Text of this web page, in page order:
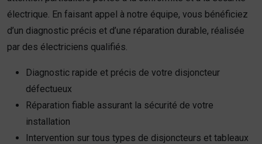
électrique. En faisant appel à notre équipe, vous bénéficiez
d’un diagnostic précis et d’une réparation durable, réalisée
par des électriciens qualifiés.
Diagnostic rapide et précis de votre disjoncteur
défectueux
Réparation fiable assurant la sécurité de votre
installation
Intervention sur tous types de disjoncteurs et tableaux